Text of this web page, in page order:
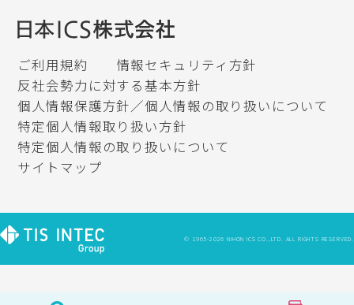
ご利用規約
情報セキュリティ方針
反社会勢力に対する基本方針
個人情報保護方針／個人情報の取り扱いについて
特定個人情報取り扱い方針
特定個人情報の取り扱いについて
サイトマップ
© 1965-2026 NIHON ICS CO.,LTD. ALL RIGHTS RESERVED.